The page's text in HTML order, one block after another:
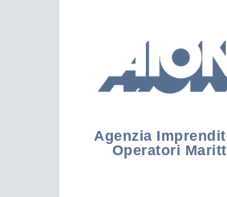
Agenzia
Operatori